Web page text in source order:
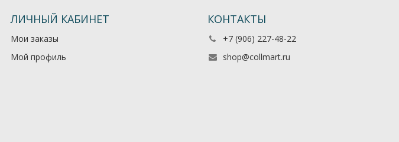
ЛИЧНЫЙ КАБИНЕТ
Мои заказы
Мой профиль
КОНТАКТЫ
+7 (906) 227-48-22
shop@collmart.ru